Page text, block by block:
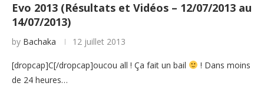
Evo 2013 (Résultats et Vidéos – 12/07/2013 au
14/07/2013)
by Bachaka 12 juillet 2013
[dropcap]C[/dropcap]oucou all ! Ça fait un bail
! Dans moins
de 24 heures…